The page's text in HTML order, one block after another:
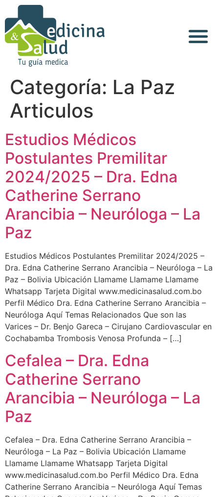
Categoría: La Paz
Articulos
Estudios Médicos
Postulantes Premilitar
2024/2025 – Dra. Edna
Catherine Serrano
Arancibia – Neuróloga – La
Paz
Estudios Médicos Postulantes Premilitar 2024/2025 –
Dra. Edna Catherine Serrano Arancibia – Neuróloga – La
Paz – Bolivia Ubicación Llamame Llamame Llamame
Whatsapp Tarjeta Digital www.medicinasalud.com.bo
Perfil Médico Dra. Edna Catherine Serrano Arancibia –
Neuróloga Aquí Temas Relacionados Que son las
Varices – Dr. Benjo Gareca – Cirujano Cardiovascular en
Cochabamba Trombosis Venosa Profunda – […]
Cefalea – Dra. Edna
Catherine Serrano
Arancibia – Neuróloga – La
Paz
Cefalea – Dra. Edna Catherine Serrano Arancibia –
Neuróloga – La Paz – Bolivia Ubicación Llamame
Llamame Llamame Whatsapp Tarjeta Digital
www.medicinasalud.com.bo Perfil Médico Dra. Edna
Catherine Serrano Arancibia – Neuróloga Aquí Temas